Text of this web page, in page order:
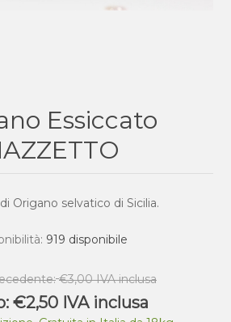
Essiccato
Origano selvatico di Sicilia.
919 disponibile
€3,00 IVA inclusa
€2,50 IVA inclusa